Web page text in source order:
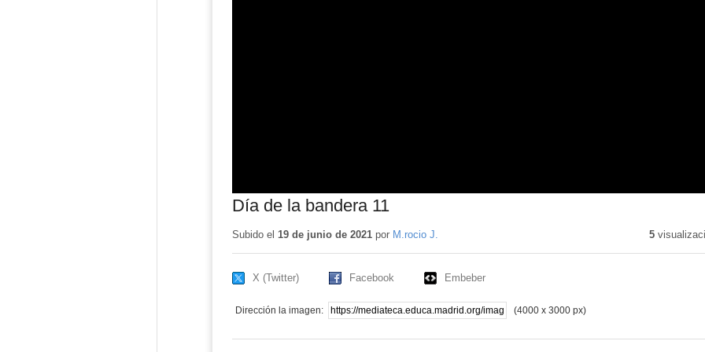
Día de la bandera 11
Subido el 19 de junio de 2021por M.rocio J. 5
X (Twitter) Facebook Embeber
Dirección la imagen: (4000 x 3000 px)